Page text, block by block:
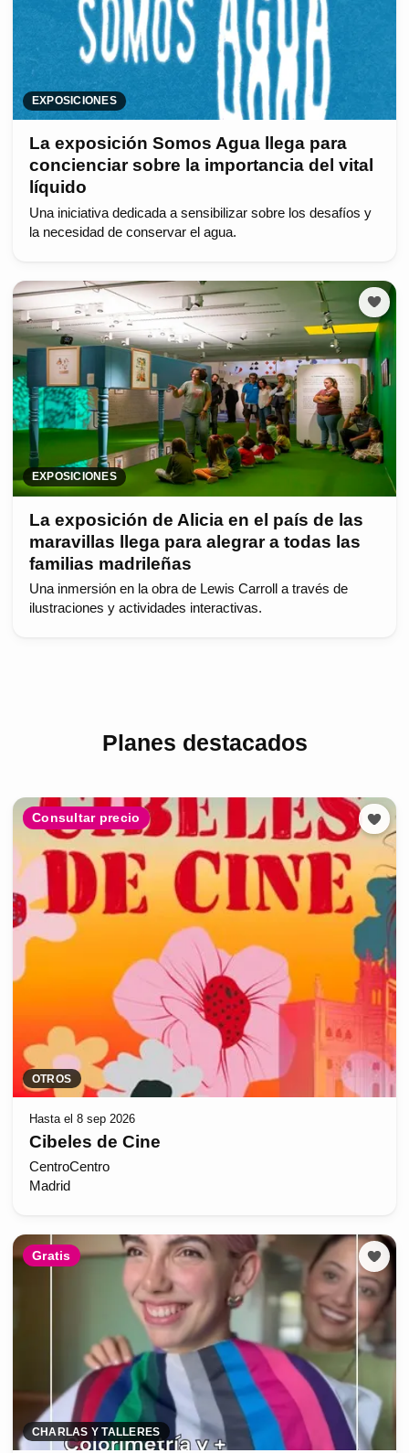
EXPOSICIONES
La exposición Somos Agua llega para
concienciar sobre la importancia del vital
líquido
Una iniciativa dedicada a sensibilizar sobre los desafíos y
la necesidad de conservar el agua.
EXPOSICIONES
La exposición de Alicia en el país de las
maravillas llega para alegrar a todas las
familias madrileñas
Una inmersión en la obra de Lewis Carroll a través de
ilustraciones y actividades interactivas.
Planes destacados
Consultar precio
OTROS
Hasta el 8 sep 2026
Cibeles de Cine
CentroCentro
Madrid
Gratis
CHARLAS Y TALLERES